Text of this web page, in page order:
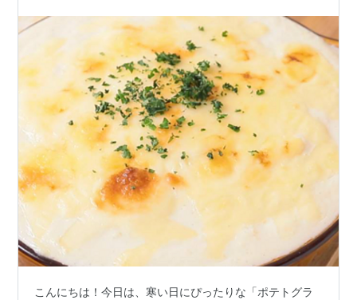
こんにちは！今日は、寒い日にぴったりな「ポテトグラ